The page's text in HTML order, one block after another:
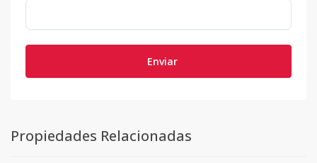
Enviar
Propiedades Relacionadas